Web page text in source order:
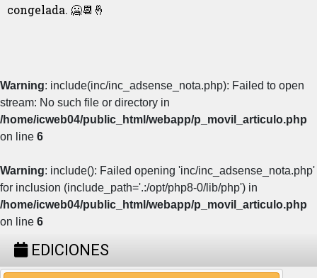
congelada. 🥶📆🤞
Warning: include(inc/inc_adsense_nota.php): Failed to open
stream: No such file or directory in
/home/icweb04/public_html/webapp/p_movil_articulo.php
on line 6
Warning: include(): Failed opening 'inc/inc_adsense_nota.php'
for inclusion (include_path='.:/opt/php8-0/lib/php') in
/home/icweb04/public_html/webapp/p_movil_articulo.php
on line 6
EDICIONES